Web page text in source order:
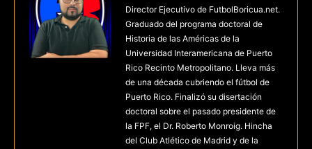
Director Ejecutivo de FutbolBoricua.net.
Graduado del programa doctoral de
Historia de las Américas de la
Universidad Interamericana de Puerto
Rico Recinto Metropolitano. Lleva más
de una década cubriendo el fútbol de
Puerto Rico. Finalizó su disertación
doctoral sobre el pasado presidente de
la FPF, el Dr. Roberto Monroig. Hincha
del Club Atlético de Madrid y de la